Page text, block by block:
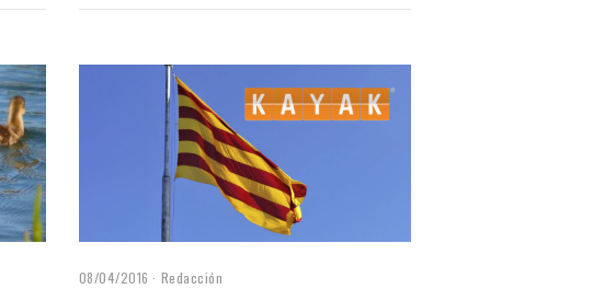
08/04/2016 Redacción